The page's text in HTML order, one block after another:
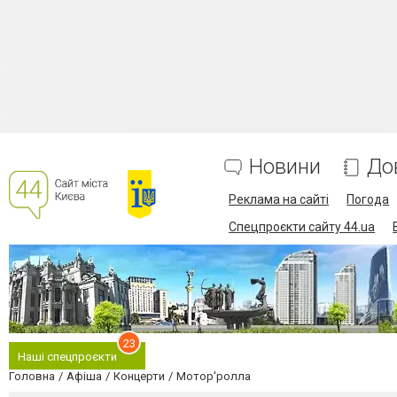
Новини
Реклама на сайті
Погода
Спецпроєкти сайту 44.ua
Наші спецпроєкти
23
Головна Афіша Концерти Мотор'ролла